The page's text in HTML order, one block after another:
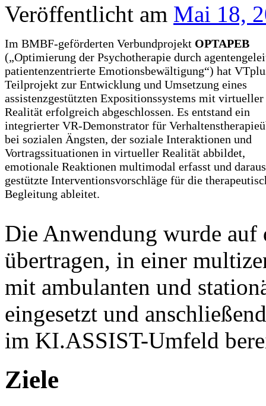
Veröffentlicht am Mai 18,
Im BMBF-geförderten Verbundprojekt OPTAPEB
(„Optimierung der Psychotherapie durch
patientenzentrierte Emotionsbewältigung“) hat
Teilprojekt zur Entwicklung und Umsetzung eines
assistenzgestützten Expositionssystems mit virtueller
Realität erfolgreich abgeschlossen. Es entstand ein
integrierter VR-Demonstrator für
bei sozialen Ängsten, der soziale Interaktionen und
Vortragssituationen in virtueller Realität abbildet,
emotionale Reaktionen multimodal erfasst und
gestützte Interventionsvorschläge für die
Begleitung ableitet.
Die Anwendung wurde
übertragen, in einer
mit ambulanten und
eingesetzt und
im KI.ASSIST-Umfeld
Ziele